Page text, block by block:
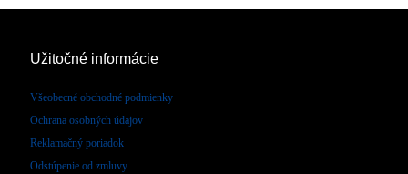
Užitočné informácie
Všeobecné obchodné podmienky
Ochrana osobných údajov
Reklamačný poriadok
Odstúpenie od zmluvy